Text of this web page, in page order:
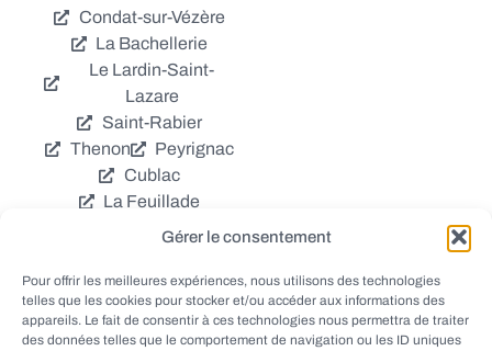
Gérer le consentement
Pour offrir les meilleures expériences, nous utilisons des technologies
telles que les cookies pour stocker et/ou accéder aux informations des
appareils. Le fait de consentir à ces technologies nous permettra de traiter
des données telles que le comportement de navigation ou les ID uniques
Condat-sur-Vézère
La Bachellerie
Le Lardin-Saint-
Lazare
Saint-Rabier
Thenon
Peyrignac
Cublac
La Feuillade
Chavagnac
Coly
Grèzes
Aubas
Villac
Azerat
Ladornac